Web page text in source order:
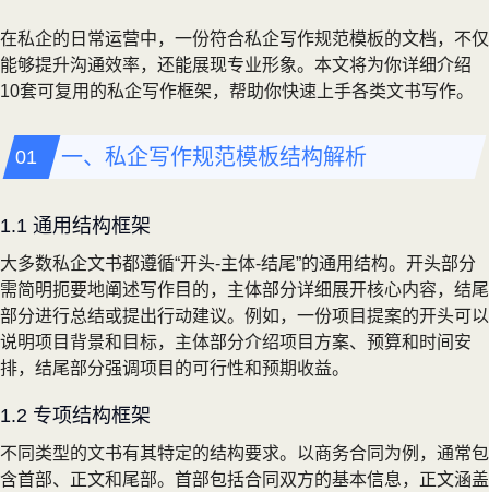
在私企的日常运营中，一份符合私企写作规范模板的文档，不仅
能够提升沟通效率，还能展现专业形象。本文将为你详细介绍
10套可复用的私企写作框架，帮助你快速上手各类文书写作。
一、私企写作规范模板结构解析
1.1 通用结构框架
大多数私企文书都遵循“开头-主体-结尾”的通用结构。开头部分
需简明扼要地阐述写作目的，主体部分详细展开核心内容，结尾
部分进行总结或提出行动建议。例如，一份项目提案的开头可以
说明项目背景和目标，主体部分介绍项目方案、预算和时间安
排，结尾部分强调项目的可行性和预期收益。
1.2 专项结构框架
不同类型的文书有其特定的结构要求。以商务合同为例，通常包
含首部、正文和尾部。首部包括合同双方的基本信息，正文涵盖